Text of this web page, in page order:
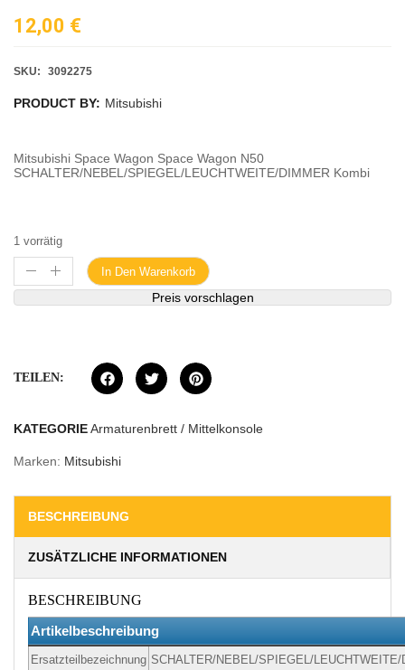
12,00 €
SKU: 3092275
PRODUCT BY: Mitsubishi
Mitsubishi Space Wagon Space Wagon N50
SCHALTER/NEBEL/SPIEGEL/LEUCHTWEITE/DIMMER Kombi
1 vorrätig
In Den Warenkorb
Preis vorschlagen
TEILEN:
KATEGORIEArmaturenbrett / Mittelkonsole
Marken: Mitsubishi
BESCHREIBUNG
ZUSÄTZLICHE INFORMATIONEN
BESCHREIBUNG
Artikelbeschreibung
Ersatzteilbezeichnung SCHALTER/NEBEL/SPIEGEL/LEUCHTWEITE/